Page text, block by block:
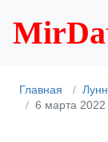
Главная
6 марта 2022